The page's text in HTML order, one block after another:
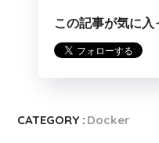
この記事が気に入
CATEGORY : Docker